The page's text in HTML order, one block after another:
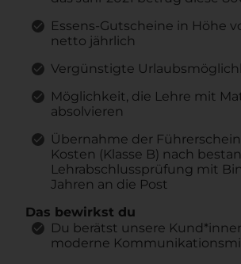
Essens-Gutscheine in Höhe
netto jährlich
Vergünstigte
Möglichkeit, die Lehre mit
absolvieren
Übernahme der
Kosten (Klasse B) nach
Lehrabschlussprüfung mit
Jahren an die Post
Das bewirkst du
Du berätst unsere
moderne